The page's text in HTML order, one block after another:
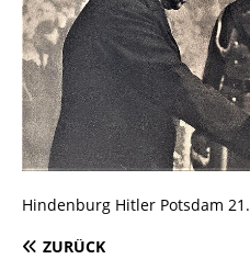
Hindenburg Hitler Potsdam
ZURÜCK